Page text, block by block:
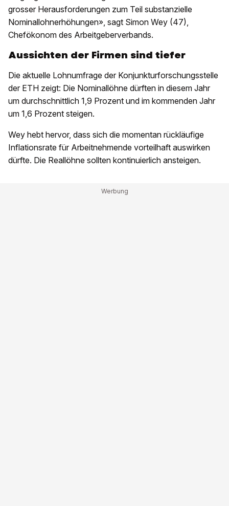
grosser Herausforderungen zum Teil substanzielle
Nominallohnerhöhungen», sagt Simon Wey (47),
Chefökonom des Arbeitgeberverbands.
Aussichten der Firmen sind tiefer
Die aktuelle Lohnumfrage der Konjunkturforschungsstelle
der ETH zeigt: Die Nominallöhne dürften in diesem Jahr
um durchschnittlich 1,9 Prozent und im kommenden Jahr
um 1,6 Prozent steigen.
Wey hebt hervor, dass sich die momentan rückläufige
Inflationsrate für Arbeitnehmende vorteilhaft auswirken
dürfte. Die Reallöhne sollten kontinuierlich ansteigen.